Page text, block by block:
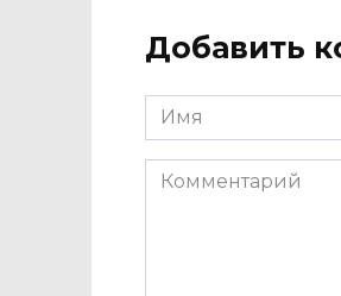
Добавить
Имя
*
Комментарий